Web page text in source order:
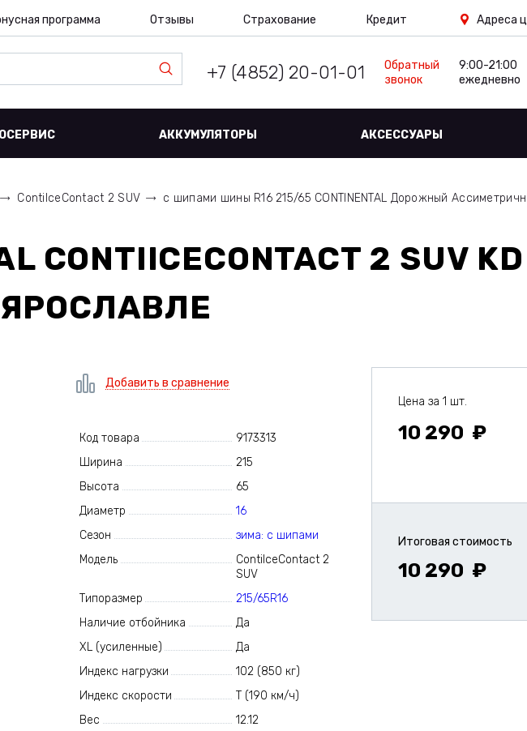
программа Отзывы Страхование Кредит Адреса
+7 (4852) 20-01-01
Обратный
звонок
9:00-21:00
ежедневно
АККУМУЛЯТОРЫ АКСЕССУАРЫ
ContiIceContact 2 SUV с шипами шины R16 215/65 CONTINENTAL Дорожный
CONTIICECONTACT 2 SUV
Добавить в сравнение
Код товара
9173313
Ширина
215
Высота
65
Диаметр
16
Сезон
зима: с шипами
Модель
ContiIceContact 2
SUV
Типоразмер
215/65R16
Наличие отбойника
Да
XL (усиленные)
Да
Индекс нагрузки
102 (850 кг)
Индекс скорости
T (190 км/ч)
Вес
12.12
Цена за 1 шт.
10 290
Итоговая стоимость
10 290